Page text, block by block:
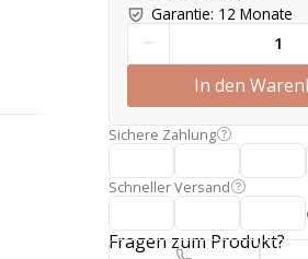
Garantie: 12 Monate
-
In den
Sichere Zahlung
Schneller Versand
Fragen zum Produkt?